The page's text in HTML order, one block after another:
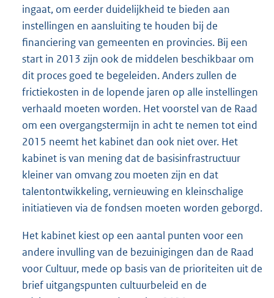
ingaat, om eerder duidelijkheid te bieden aan
instellingen en aansluiting te houden bij de
financiering van gemeenten en provincies. Bij een
start in 2013 zijn ook de middelen beschikbaar om
dit proces goed te begeleiden. Anders zullen de
frictiekosten in de lopende jaren op alle instellingen
verhaald moeten worden. Het voorstel van de Raad
om een overgangstermijn in acht te nemen tot eind
2015 neemt het kabinet dan ook niet over. Het
kabinet is van mening dat de basisinfrastructuur
kleiner van omvang zou moeten zijn en dat
talentontwikkeling, vernieuwing en kleinschalige
initiatieven via de fondsen moeten worden geborgd.
Het kabinet kiest op een aantal punten voor een
andere invulling van de bezuinigingen dan de Raad
voor Cultuur, mede op basis van de prioriteiten uit de
brief uitgangspunten cultuurbeleid en de